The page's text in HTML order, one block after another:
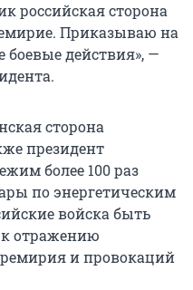
российская сторона
Приказываю на
боевые действия», —
сторона
президент
более 100 раз
по энергетическим
войска быть
отражению
и провокаций